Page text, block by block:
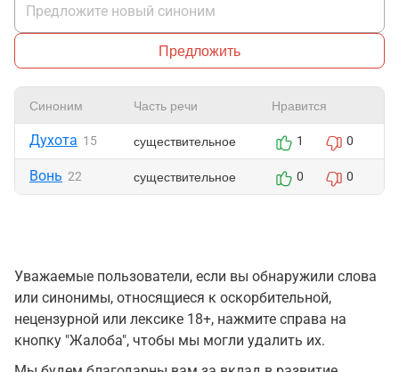
Предложить
Синоним Часть речи Нравится
Духота 15 существительное 1 0
Вонь 22 существительное 0 0
Уважаемые пользователи, если вы обнаружили слова
или синонимы, относящиеся к оскорбительной,
нецензурной или лексике 18+, нажмите справа на
кнопку "Жалоба", чтобы мы могли удалить их.